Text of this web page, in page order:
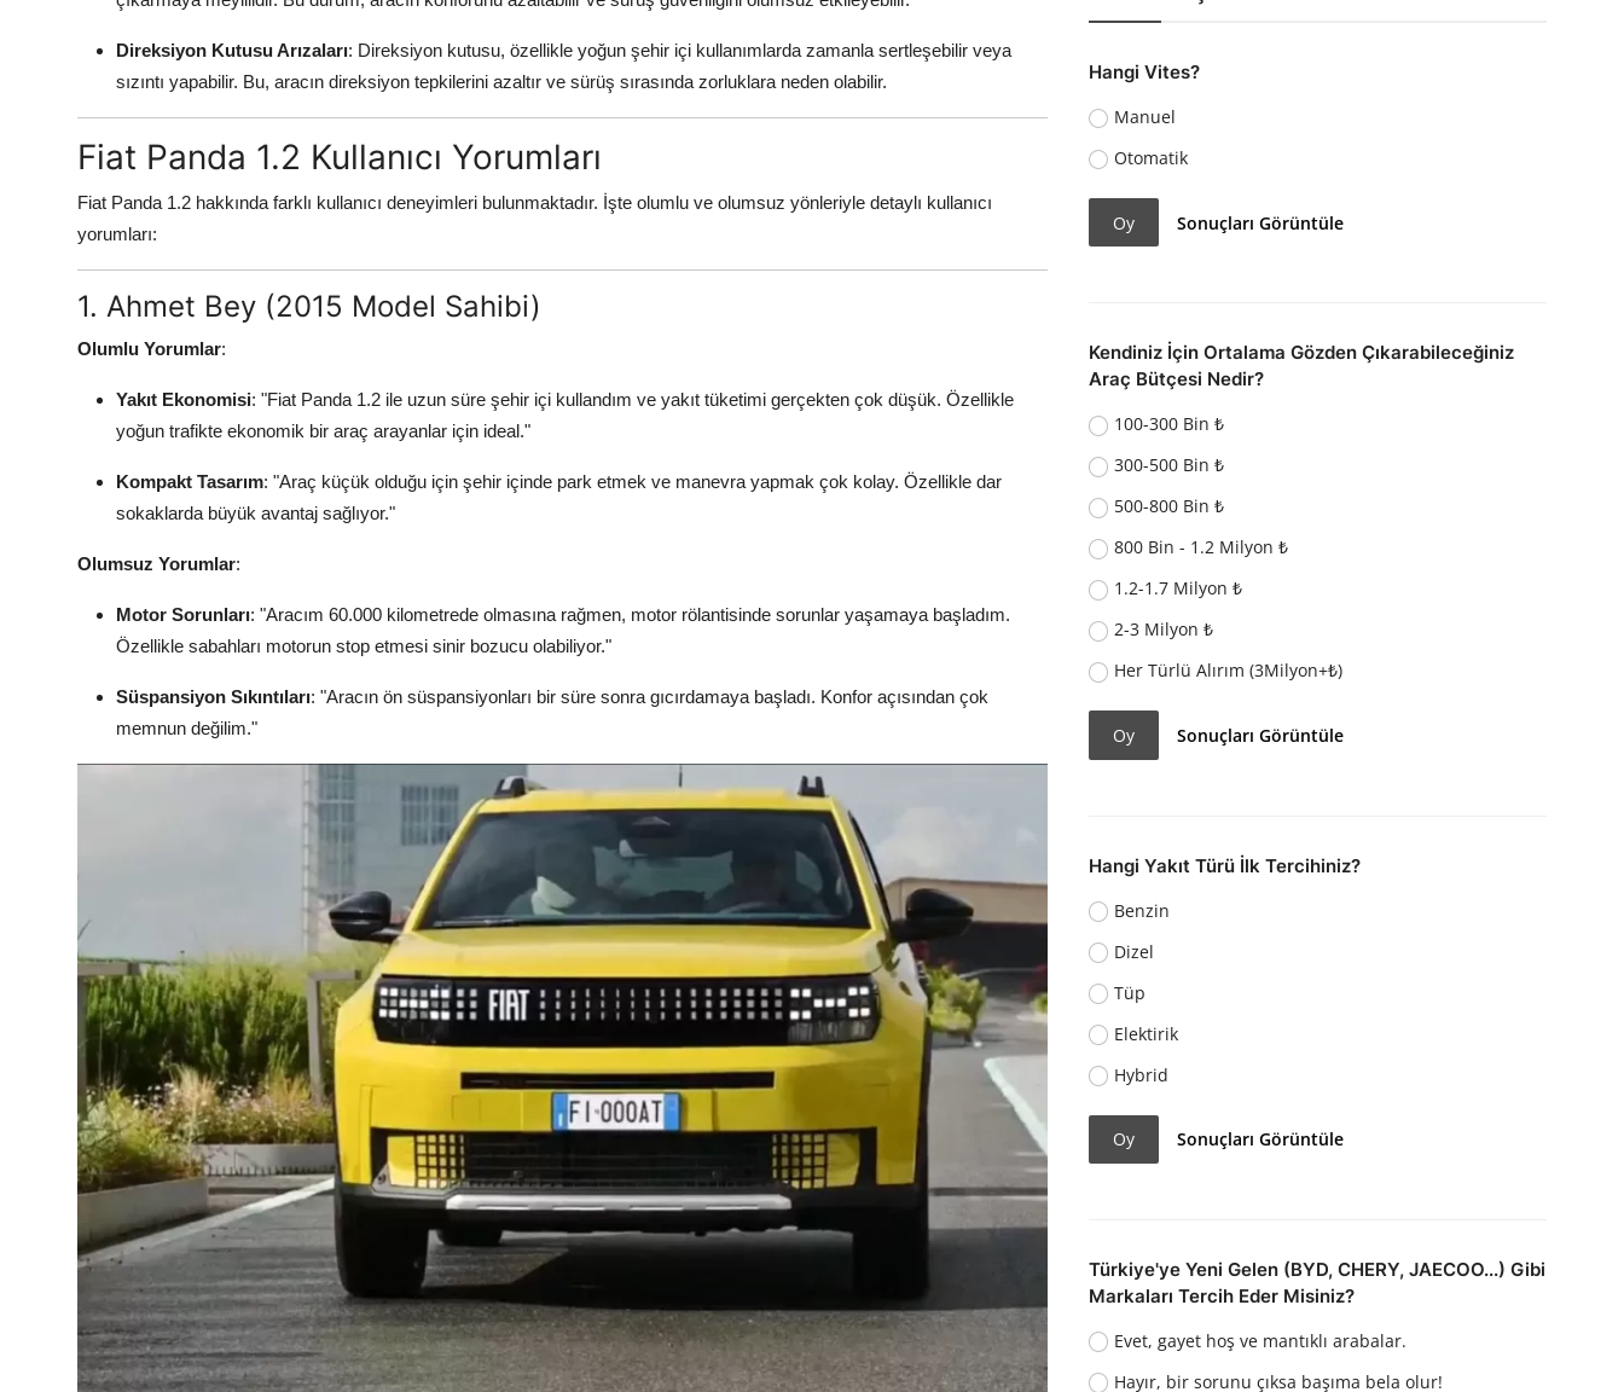
Direksiyon Kutusu Arızaları: Direksiyon kutusu, özellikle yoğun şehir içi kullanımlarda zamanla sertleşebilir veya
sızıntı yapabilir. Bu, aracın direksiyon tepkilerini azaltır ve sürüş sırasında zorluklara neden olabilir.
Fiat Panda 1.2 Kullanıcı Yorumları
Fiat Panda 1.2 hakkında farklı kullanıcı deneyimleri bulunmaktadır. İşte olumlu ve olumsuz yönleriyle detaylı kullanıcı
yorumları:
1. Ahmet Bey (2015 Model Sahibi)
Olumlu Yorumlar:
Yakıt Ekonomisi: "Fiat Panda 1.2 ile uzun süre şehir içi kullandım ve yakıt tüketimi gerçekten çok düşük. Özellikle
yoğun trafikte ekonomik bir araç arayanlar için ideal."
Kompakt Tasarım: "Araç küçük olduğu için şehir içinde park etmek ve manevra yapmak çok kolay. Özellikle dar
sokaklarda büyük avantaj sağlıyor."
Olumsuz Yorumlar:
Motor Sorunları: "Aracım 60.000 kilometrede olmasına rağmen, motor rölantisinde sorunlar yaşamaya başladım.
Özellikle sabahları motorun stop etmesi sinir bozucu olabiliyor."
Süspansiyon Sıkıntıları: "Aracın ön süspansiyonları bir süre sonra gıcırdamaya başladı. Konfor açısından çok
memnun değilim."
Hangi Vites?
Manuel
Otomatik
Oy Sonuçları Görüntüle
Kendiniz İçin Ortalama Gözden Çıkarabileceğiniz
Araç Bütçesi Nedir?
100-300 Bin ₺
300-500 Bin ₺
500-800 Bin ₺
800 Bin - 1.2 Milyon ₺
1.2-1.7 Milyon ₺
2-3 Milyon ₺
Her Türlü Alırım (3Milyon+₺)
Oy Sonuçları Görüntüle
Hangi Yakıt Türü İlk Tercihiniz?
Benzin
Dizel
Tüp
Elektirik
Hybrid
Oy Sonuçları Görüntüle
Türkiye'ye Yeni Gelen (BYD, CHERY, JAECOO...) Gibi
Markaları Tercih Eder Misiniz?
Evet, gayet hoş ve mantıklı arabalar.
Hayır, bir sorunu çıksa başıma bela olur!